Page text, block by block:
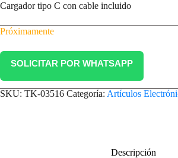
Cargador tipo C con cable incluido
Próximamente
SOLICITAR POR WHATSAPP
SKU: TK-03516 Categoría: Artículos
Descripción